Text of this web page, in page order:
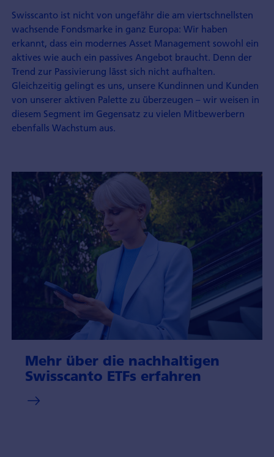
Swisscanto ist nicht von ungefähr die am viertschnellsten
wachsende Fondsmarke in ganz Europa: Wir haben
erkannt, dass ein modernes Asset Management sowohl ein
aktives wie auch ein passives Angebot braucht. Denn der
Trend zur Passivierung lässt sich nicht aufhalten.
Gleichzeitig gelingt es uns, unsere Kundinnen und Kunden
von unserer aktiven Palette zu überzeugen – wir weisen in
diesem Segment im Gegensatz zu vielen Mitbewerbern
ebenfalls Wachstum aus.
Mehr über die nachhaltigen
Swisscanto ETFs erfahren